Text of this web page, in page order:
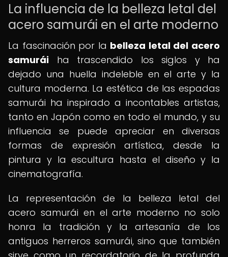
La influencia de la belleza letal del
acero samurái en el arte moderno
La fascinación por la belleza letal del acero
samurái ha trascendido los siglos y ha
dejado una huella indeleble en el arte y la
cultura moderna. La estética de las espadas
samurái ha inspirado a incontables artistas,
tanto en Japón como en todo el mundo, y su
influencia se puede apreciar en diversas
formas de expresión artística, desde la
pintura y la escultura hasta el diseño y la
cinematografía.
La representación de la belleza letal del
acero samurái en el arte moderno no solo
honra la tradición y la artesanía de los
antiguos herreros samurái, sino que también